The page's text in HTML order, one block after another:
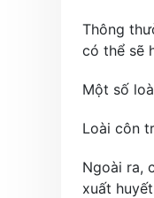
Thông
có thể sẽ
Một số
Loài côn
Ngoài ra,
xuất